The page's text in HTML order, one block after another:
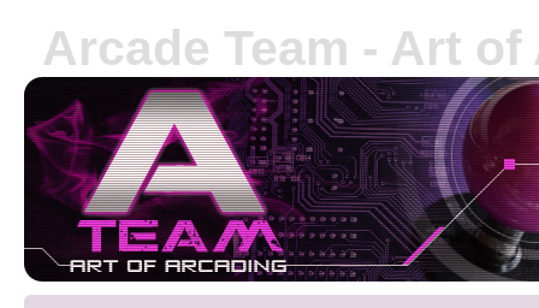
Arcade Team - Art